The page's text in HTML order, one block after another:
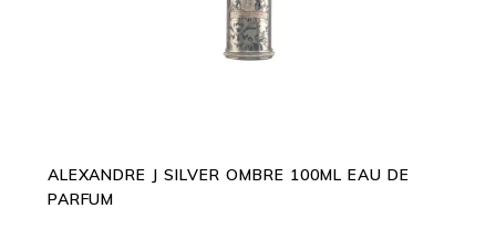
ALEXANDRE J SILVER OMBRE 100ML EAU DE
PARFUM